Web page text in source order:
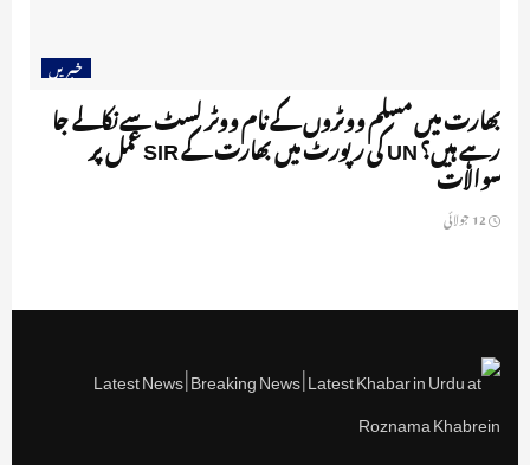
خبریں
بھارت میں مسلم ووٹروں کے نام ووٹر لسٹ سے نکالے جا
رہے ہیں؟ UN کی رپورٹ میں بھارت کے SIR عمل پر
سوالات